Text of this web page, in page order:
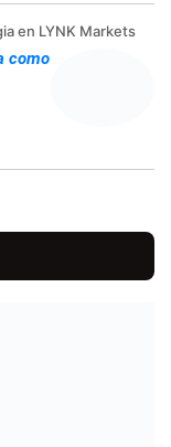
en LYNK Markets
como